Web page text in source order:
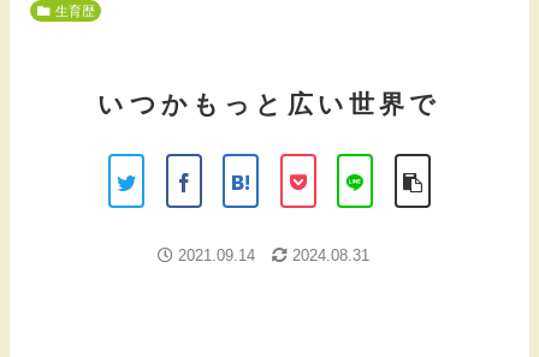
生育歴
いつかもっと広い世界で
2024.08.31
2021.09.14